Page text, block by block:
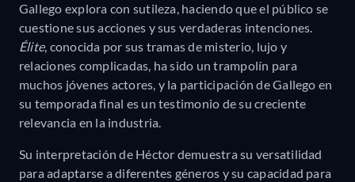
Gallego explora con sutileza, haciendo que el público se
cuestione sus acciones y sus verdaderas intenciones.
Élite, conocida por sus tramas de misterio, lujo y
relaciones complicadas, ha sido un trampolín para
muchos jóvenes actores, y la participación de Gallego en
su temporada final es un testimonio de su creciente
relevancia en la industria.
Su interpretación de Héctor demuestra su versatilidad
para adaptarse a diferentes géneros y su capacidad para